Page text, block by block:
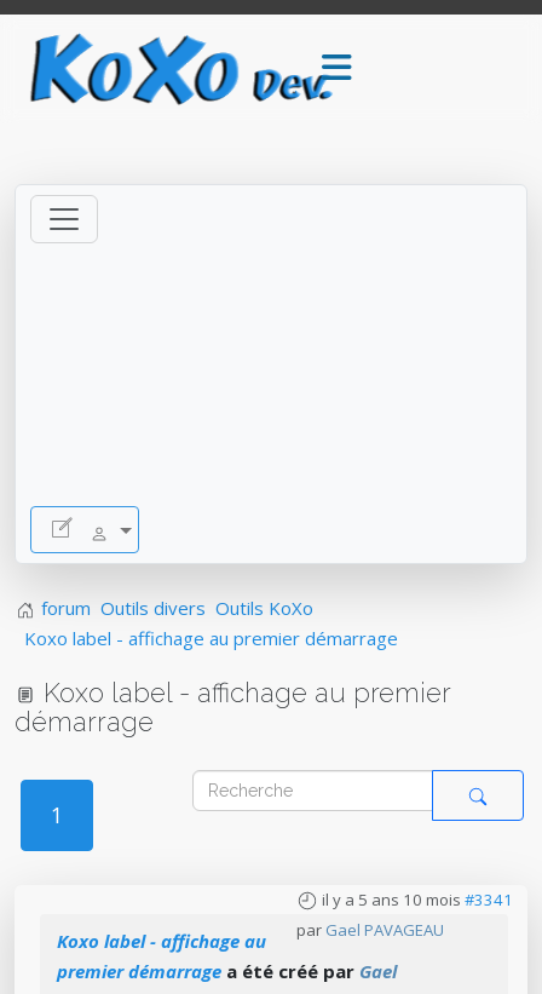
forum Outils divers Outils KoXo
Koxo label - affichage au premier démarrage
Koxo label - affichage au premier
démarrage
1
il y a 5 ans 10 mois #3341
par Gael PAVAGEAU
Koxo label - affichage au
premier démarrage a été créé par Gael